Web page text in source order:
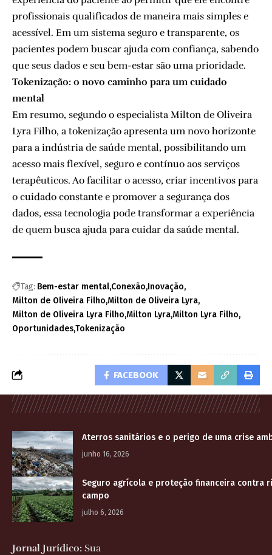
profissionais qualificados de maneira mais simples e
acessível. Em um sistema seguro e transparente, os
pacientes podem buscar ajuda com confiança, sabendo
que seus dados e seu bem-estar são uma prioridade.
Tokenização: o novo caminho para um cuidado
mental
Em resumo, segundo o especialista Milton de Oliveira
Lyra Filho, a tokenização apresenta um novo horizonte
para a indústria de saúde mental, possibilitando um
acesso mais flexível, seguro e contínuo aos serviços
terapêuticos. Ao facilitar o acesso, criar incentivos para
o cuidado constante e promover a segurança dos
dados, essa tecnologia pode transformar a experiência
de quem busca ajuda para cuidar da saúde mental.
Tag: Bem-estar mental Conexão Inovação
Milton de Oliveira Filho Milton de Oliveira Lyra
Milton de Oliveira Lyra Filho Milton Lyra Milton Lyra Filho
OportunidadesTokenização
FACEBOOK
Aterros sanitários e o perigo de uma crise
junho 16, 2026
Seguro agrícola e proteção financeira contra
campo
julho 6, 2026
Jornal Jurídico: Sua